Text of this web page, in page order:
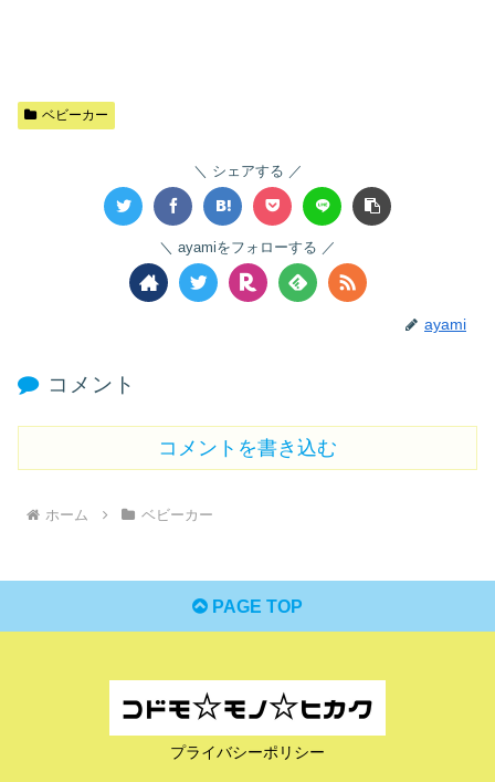
ベビーカー
シェアする
ayamiをフォローする
ayami
コメント
コメントを書き込む
ホーム ベビーカー
PAGE TOP
プライバシーポリシー